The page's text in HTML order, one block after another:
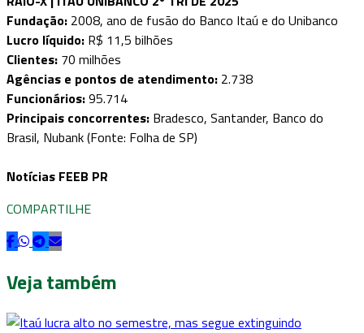
Fundação: 2008, ano de fusão do Banco Itaú e do Unibanco
Lucro líquido: R$ 11,5 bilhões
Clientes: 70 milhões
Agências e pontos de atendimento: 2.738
Funcionários:95.714
Principais concorrentes: Bradesco, Santander, Banco do
Brasil, Nubank (Fonte: Folha de SP)
Notícias FEEB PR
COMPARTILHE
Veja também